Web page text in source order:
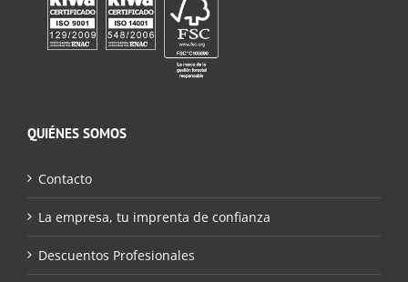
QUIÉNES SOMOS
Contacto
La empresa, tu imprenta de confianza
Descuentos Profesionales